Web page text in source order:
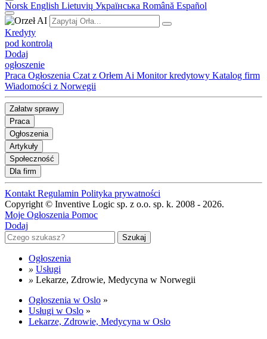
Norsk English Lietuvių Українська Română Español
Kredyty
pod kontrolą
Dodaj
ogłoszenie
Praca Ogłoszenia Czat z Orłem Ai Monitor kredytowy Katalog firm
Wiadomości z Norwegii
Załatw sprawy
Praca
Ogłoszenia
Artykuły
Społeczność
Dla firm
Kontakt Regulamin Polityka prywatności
Copyright © Inventive Logic sp. z o.o. sp. k. 2008 - 2026.
Moje Ogłoszenia Pomoc
Dodaj
Ogłoszenia
» Usługi
» Lekarze, Zdrowie, Medycyna w Norwegii
Ogłoszenia w Oslo »
Usługi w Oslo »
Lekarze, Zdrowie, Medycyna w Oslo